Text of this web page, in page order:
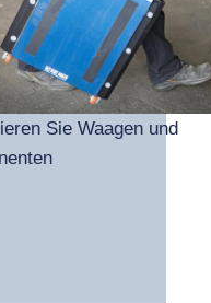
Sie Waagen und